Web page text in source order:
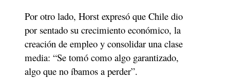
Por otro lado, Horst expresó que Chile dio
por sentado su crecimiento económico, la
creación de empleo y consolidar una clase
media: “Se tomó como algo garantizado,
algo que no íbamos a perder”.